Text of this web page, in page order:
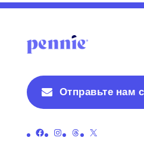
Отправьте нам
Ссылка на официальную страницу Пенни в Facebook
Ссылка на официальную страницу Пенни в Instagram
Ссылка на официальную страницу ниток ПенниСсылка на официальную страницу Пенни в X (бывший Twitter)